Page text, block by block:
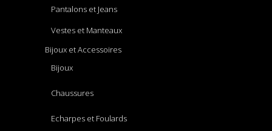
Pantalons et Jeans
Vestes et Manteaux
Bijoux et Accessoires
Bijoux
Chaussures
Echarpes et Foulards